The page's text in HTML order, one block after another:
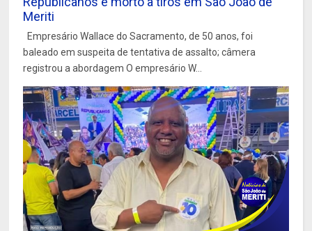
Meriti
Empresário Wallace do Sacramento, de 50 anos, foi
baleado em suspeita de tentativa de assalto; câmera
registrou a abordagem O empresário W...